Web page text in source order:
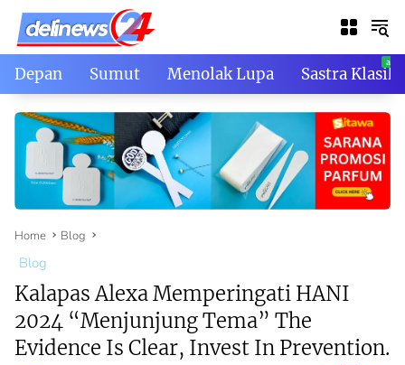
Skip
content
Depan Sumut Menolak Lupa Sastra Klasik
Home Blog
Blog
Kalapas Alexa Memperingati HANI
2024 “Menjunjung Tema” The
Evidence Is Clear, Invest In Prevention.